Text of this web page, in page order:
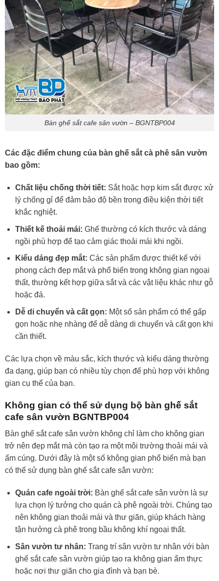
Bàn ghế sắt cafe sân vườn – BGNTBP004
Các đặc điểm chung của bàn ghế sắt cà phê sân vườn
bao gồm:
Chất liệu chống thời tiết: Sắt hoặc hợp kim sắt được xử
lý chống gỉ để đảm bảo độ bền trong điều kiện thời tiết
khắc nghiệt.
Thiết kế thoải mái: Ghế thường có kích thước và dáng
ngồi phù hợp để tạo cảm giác thoải mái khi ngồi.
Kiểu dáng đẹp mắt: Các sản phẩm được thiết kế với
phong cách đẹp mắt và phổ biến trong không gian ngoại
thất, thường kết hợp giữa sắt và các vật liệu khác như gỗ
hoặc đá.
Dễ di chuyển và cất gọn: Một số sản phẩm có thể gấp
gọn hoặc nhẹ nhàng để dễ dàng di chuyển và cất gọn khi
cần thiết.
Các lựa chọn về màu sắc, kích thước và kiểu dáng thường
đa dạng, giúp bạn có nhiều tùy chọn để phù hợp với không
gian cụ thể của bạn.
Không gian có thể sử dụng bộ bàn ghế sắt
cafe sân vườn BGNTBP004
Bàn ghế sắt cafe sân vườn không chỉ làm cho không gian
trở nên đẹp mắt mà còn tạo ra một môi trường thoải mái và
ấm cúng. Dưới đây là một số không gian phổ biến mà bạn
có thể sử dụng bàn ghế sắt cafe sân vườn:
Quán cafe ngoài trời: Bàn ghế sắt cafe sân vườn là sự
lựa chọn lý tưởng cho quán cà phê ngoài trời. Chúng tạo
nên không gian thoải mái và thư giãn, giúp khách hàng
tận hưởng cà phê trong bầu không khí ngoại thất.
Sân vườn tư nhân: Trang trí sân vườn tư nhân với bàn
ghế sắt cafe sân vườn giúp tạo ra không gian ẩm thực
hoặc nơi thư giãn cho gia đình và bạn bè.